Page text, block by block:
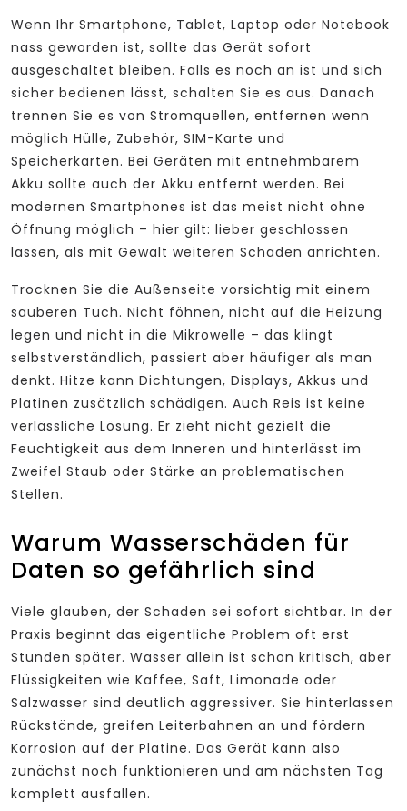
Wenn Ihr Smartphone, Tablet, Laptop oder Notebook
nass geworden ist, sollte das Gerät sofort
ausgeschaltet bleiben. Falls es noch an ist und sich
sicher bedienen lässt, schalten Sie es aus. Danach
trennen Sie es von Stromquellen, entfernen wenn
möglich Hülle, Zubehör, SIM-Karte und
Speicherkarten. Bei Geräten mit entnehmbarem
Akku sollte auch der Akku entfernt werden. Bei
modernen Smartphones ist das meist nicht ohne
Öffnung möglich – hier gilt: lieber geschlossen
lassen, als mit Gewalt weiteren Schaden anrichten.
Trocknen Sie die Außenseite vorsichtig mit einem
sauberen Tuch. Nicht föhnen, nicht auf die Heizung
legen und nicht in die Mikrowelle – das klingt
selbstverständlich, passiert aber häufiger als man
denkt. Hitze kann Dichtungen, Displays, Akkus und
Platinen zusätzlich schädigen. Auch Reis ist keine
verlässliche Lösung. Er zieht nicht gezielt die
Feuchtigkeit aus dem Inneren und hinterlässt im
Zweifel Staub oder Stärke an problematischen
Stellen.
Warum Wasserschäden für
Daten so gefährlich sind
Viele glauben, der Schaden sei sofort sichtbar. In der
Praxis beginnt das eigentliche Problem oft erst
Stunden später. Wasser allein ist schon kritisch, aber
Flüssigkeiten wie Kaffee, Saft, Limonade oder
Salzwasser sind deutlich aggressiver. Sie hinterlassen
Rückstände, greifen Leiterbahnen an und fördern
Korrosion auf der Platine. Das Gerät kann also
zunächst noch funktionieren und am nächsten Tag
komplett ausfallen.